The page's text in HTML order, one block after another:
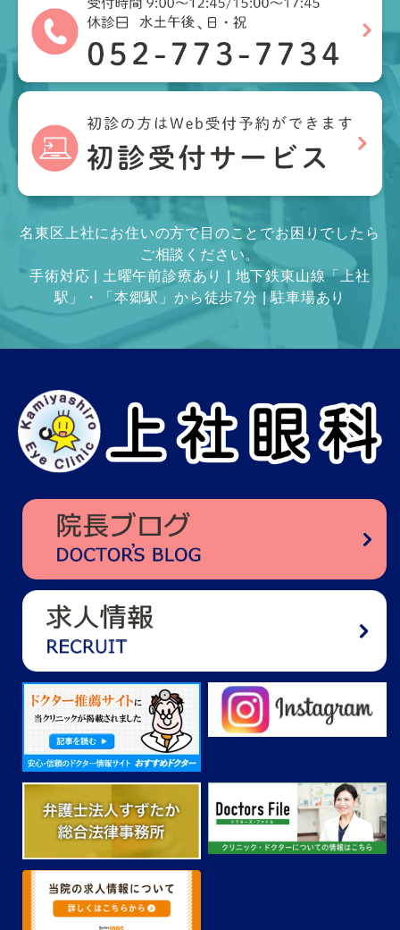
名東区上社にお住いの方で目のことでお困りでしたら
ご相談ください。
手術対応 | 土曜午前診療あり | 地下鉄東山線「上社
駅」・「本郷駅」から徒歩7分 | 駐車場あり